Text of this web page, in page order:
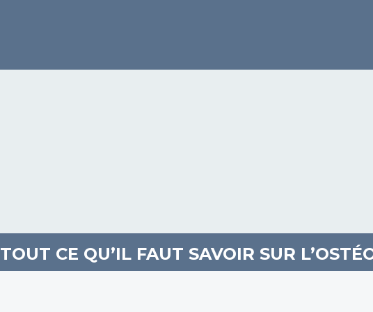
TOUT CE QU’IL FAUT SAVOIR SUR